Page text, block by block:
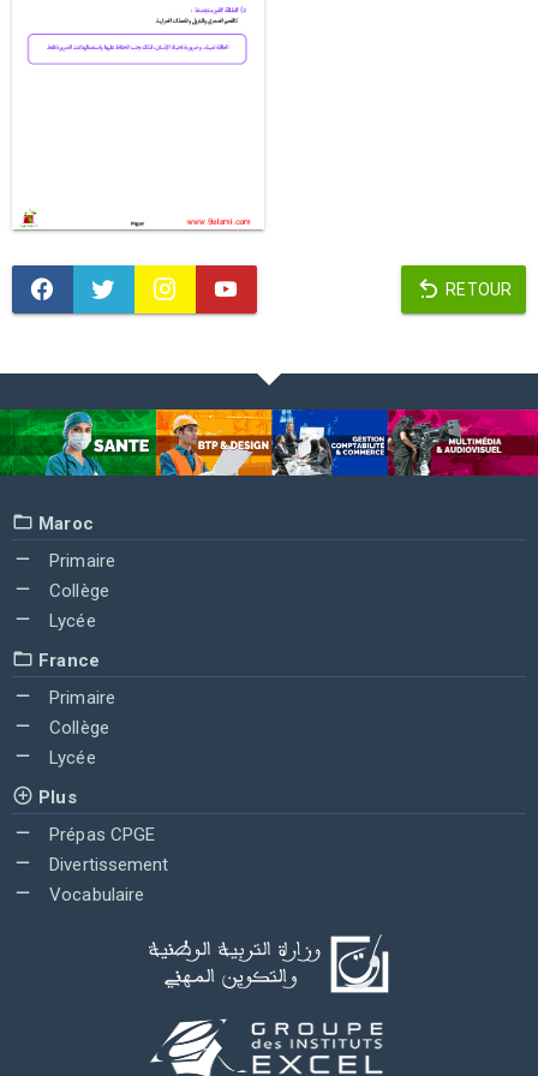
RETOUR
Maroc
Primaire
Collège
Lycée
France
Primaire
Collège
Lycée
Plus
Prépas CPGE
Divertissement
Vocabulaire